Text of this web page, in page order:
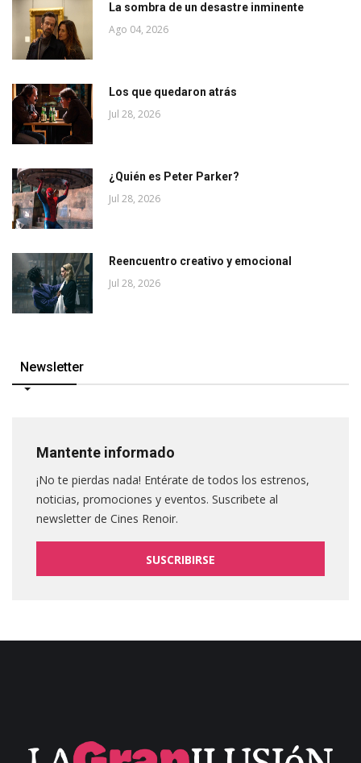
La sombra de un desastre inminente
Ago 04, 2026
Los que quedaron atrás
Jul 28, 2026
¿Quién es Peter Parker?
Jul 28, 2026
Reencuentro creativo y emocional
Jul 28, 2026
Newsletter
Mantente informado
¡No te pierdas nada! Entérate de todos los estrenos,
noticias, promociones y eventos. Suscribete al
newsletter de Cines Renoir.
SUSCRIBIRSE